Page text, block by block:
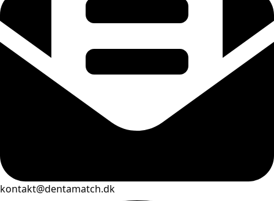
kontakt@dentamatch.dk